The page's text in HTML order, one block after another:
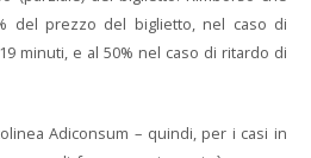
del prezzo del biglietto, nel caso di
minuti, e al 50% nel caso di ritardo di
Adiconsum – quindi, per i casi in